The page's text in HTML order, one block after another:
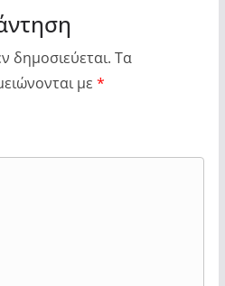
δημοσιεύεται. Τα
με *